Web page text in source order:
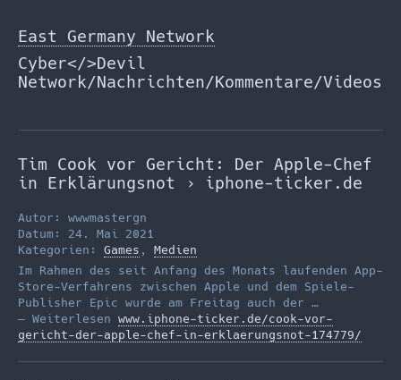
Inhalt
springen
East Germany Network
Cyber</>Devil
Network/Nachrichten/Kommentare/Videos
Tim Cook vor Gericht: Der Apple-Chef
in Erklärungsnot › iphone-ticker.de
Autor: wwwmastergn
Datum: 24. Mai 2021
Kategorien: Games , Medien
Im Rahmen des seit Anfang des Monats laufenden App-
Store-Verfahrens zwischen Apple und dem Spiele-
Publisher Epic wurde am Freitag auch der …
— Weiterlesen www.iphone-ticker.de/cook-vor-
gericht-der-apple-chef-in-erklaerungsnot-174779/